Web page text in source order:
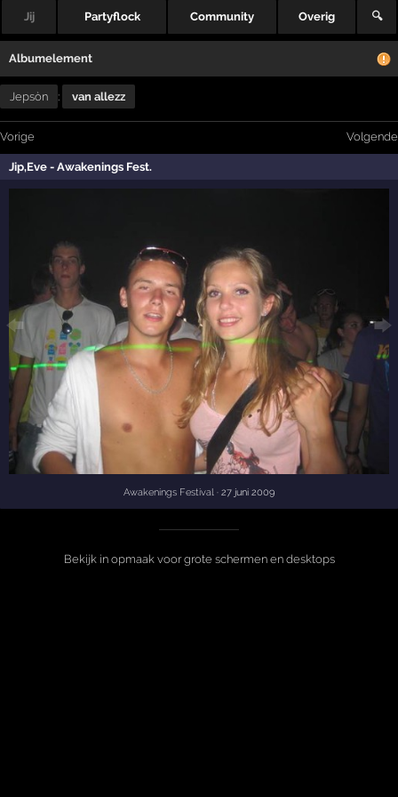
Jij Partyflock Community Overig 🔍
Albumelement
Jepsòn : van allezz
Vorige Volgende
Jip,Eve - Awakenings Fest.
Awakenings Festival · 27 juni 2009
Bekijk in opmaak voor grote schermen en desktops